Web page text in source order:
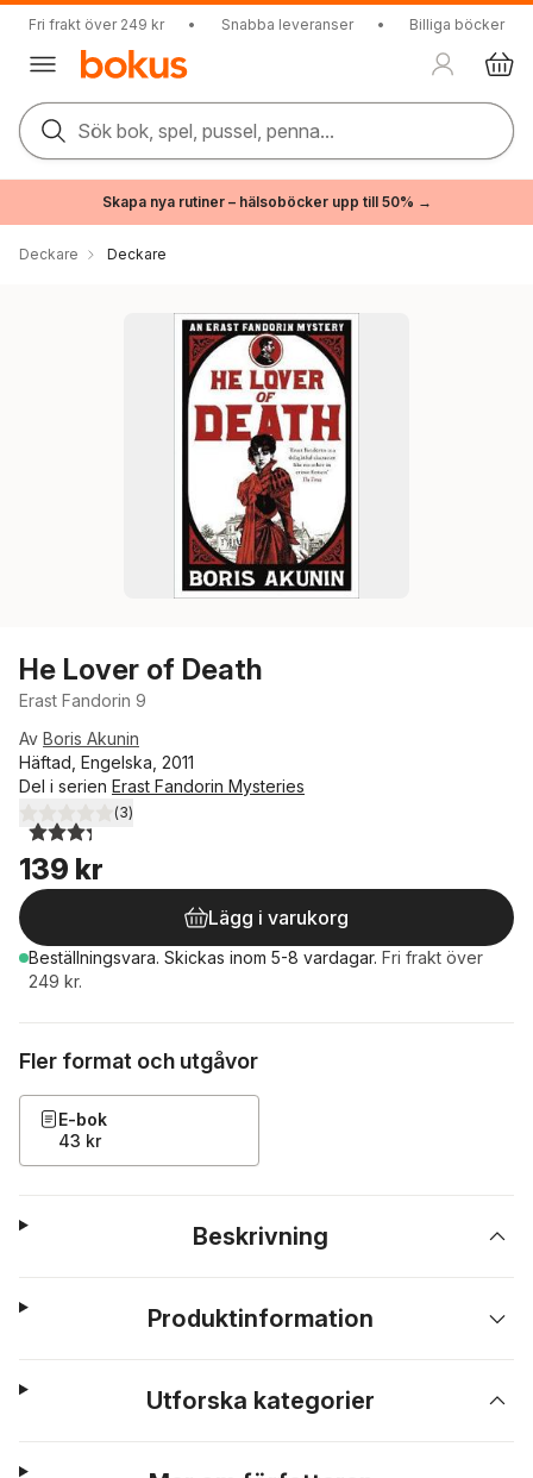
Fri frakt över 249 kr • Snabba leveranser • Billiga böcker
Sök bok, spel, pussel, penna...
Skapa nya rutiner – hälsoböcker upp till 50% →
Deckare Deckare
He Lover of Death
Erast Fandorin 9
Av Boris Akunin
Häftad, Engelska, 2011
Del i serien Erast Fandorin Mysteries
3,3utav 5 stjärnor. Totalt antal röster:
(3)
139 kr
Lägg i varukorg
Beställningsvara. Skickas inom 5-8 vardagar. Fri frakt över
249 kr.
Fler format och utgåvor
E-bok
43 kr
Beskrivning
Produktinformation
Utforska kategorier